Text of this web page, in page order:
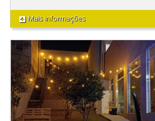
Mais informações